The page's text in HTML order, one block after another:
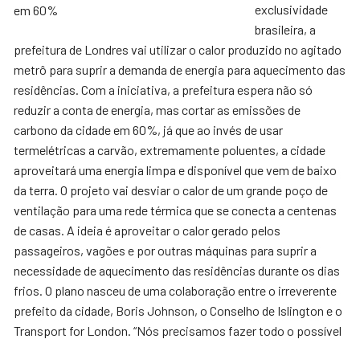
em 60%
exclusividade
brasileira, a
prefeitura de Londres vai utilizar o calor produzido no agitado
metrô para suprir a demanda de energia para aquecimento das
residências. Com a iniciativa, a prefeitura espera não só
reduzir a conta de energia, mas cortar as emissões de
carbono da cidade em 60%, já que ao invés de usar
termelétricas a carvão, extremamente poluentes, a cidade
aproveitará uma energia limpa e disponível que vem de baixo
da terra.O projeto vai desviar o calor de um grande poço de
ventilação para uma rede térmica que se conecta a centenas
de casas. A ideia é aproveitar o calor gerado pelos
passageiros, vagões e por outras máquinas para suprir a
necessidade de aquecimento das residências durante os dias
frios. O plano nasceu de uma colaboração entre o irreverente
prefeito da cidade, Boris Johnson, o Conselho de Islington e o
Transport for London. “Nós precisamos fazer todo o possível